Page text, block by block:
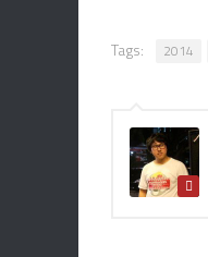
Tags: 2014